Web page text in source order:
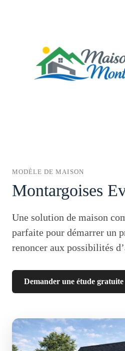
MODÈLE DE MAISON
Montargoises
Une solution de maison
parfaite pour démarrer un
renoncer aux possibilités
Demander une étude gratuite